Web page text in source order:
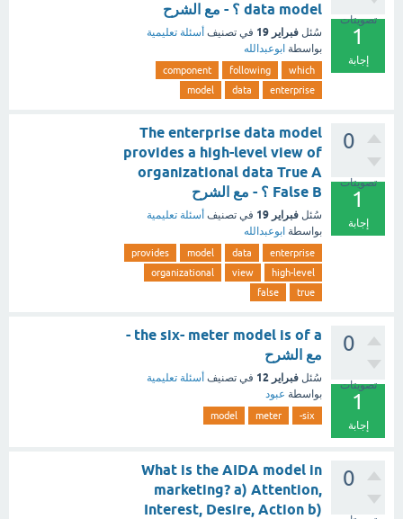
تصويتات
1
إجابة
data model ؟ - مع الشرح
سُئل فبراير 19 في تصنيف أسئلة تعليمية
بواسطة ابوعبدالله
which
following
component
enterprise
data
model
0
تصويتات
1
إجابة
The enterprise data model
provides a high-level view of
organizational data True A
False B ؟ - مع الشرح
سُئل فبراير 19 في تصنيف أسئلة تعليمية
بواسطة ابوعبدالله
enterprise
data
model
provides
high-level
view
organizational
true
false
0
تصويتات
1
إجابة
the six- meter model is of a -
مع الشرح
سُئل فبراير 12 في تصنيف أسئلة تعليمية
بواسطة عبود
six-
meter
model
0
What is the AIDA model in
marketing? a) Attention,
Interest, Desire, Action b)